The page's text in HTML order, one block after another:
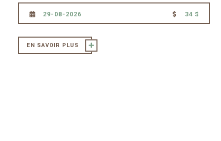
29-08-2026 34 $
EN SAVOIR PLUS